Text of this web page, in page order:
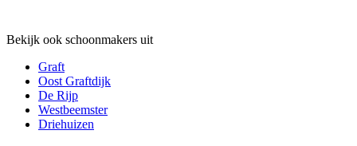
Bekijk ook schoonmakers uit
Graft
Oost Graftdijk
De Rijp
Westbeemster
Driehuizen